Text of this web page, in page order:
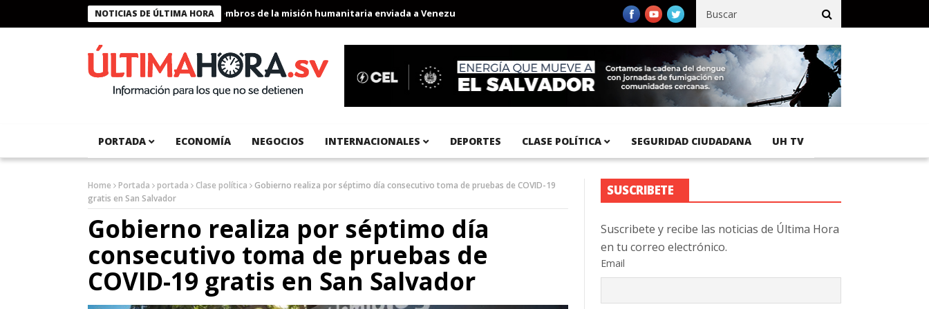
NOTICIAS DE ÚLTIMA HORA
Presidente Bukele condecora a miembros de la misión humanitaria enviada a Venezuela Aeropuerto Internacional del Pacífico registra 92 % de avance en obras de terracería
PORTADA ECONOMÍA NEGOCIOS INTERNACIONALES DEPORTES CLASE POLÍTICA SEGURIDAD CIUDADANA UH TV
Home Portada portada Clase política
Gobierno realiza por séptimo día consecutivo toma de pruebas de COVID-19
gratis en San Salvador
Gobierno realiza por séptimo día
consecutivo toma de pruebas de
COVID-19 gratis en San Salvador
SUSCRIBETE
Suscribete y recibe las noticias de Última Hora
en tu correo electrónico.
Email